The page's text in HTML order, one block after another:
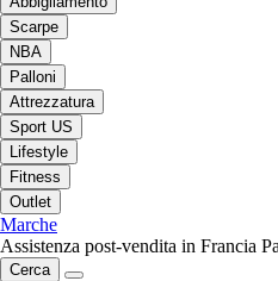
Scarpe
NBA
Palloni
Attrezzatura
Sport US
Lifestyle
Fitness
Outlet
Marche
Assistenza post-vendita in Francia
Cerca